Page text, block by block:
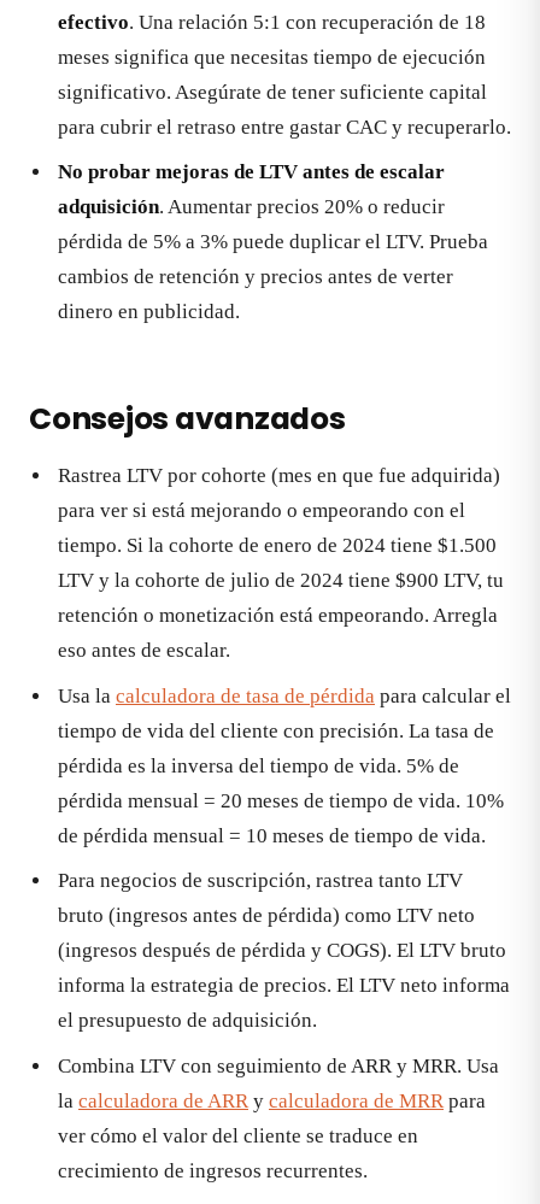
efectivo. Una relación 5:1 con recuperación de 18
meses significa que necesitas tiempo de ejecución
significativo. Asegúrate de tener suficiente capital
para cubrir el retraso entre gastar CAC y recuperarlo.
No probar mejoras de LTV antes de escalar
adquisición. Aumentar precios 20% o reducir
pérdida de 5% a 3% puede duplicar el LTV. Prueba
cambios de retención y precios antes de verter
dinero en publicidad.
Consejos avanzados
Rastrea LTV por cohorte (mes en que fue adquirida)
para ver si está mejorando o empeorando con el
tiempo. Si la cohorte de enero de 2024 tiene $1.500
LTV y la cohorte de julio de 2024 tiene $900 LTV, tu
retención o monetización está empeorando. Arregla
eso antes de escalar.
Usa la calculadora de tasa de pérdida para calcular el
tiempo de vida del cliente con precisión. La tasa de
pérdida es la inversa del tiempo de vida. 5% de
pérdida mensual = 20 meses de tiempo de vida. 10%
de pérdida mensual = 10 meses de tiempo de vida.
Para negocios de suscripción, rastrea tanto LTV
bruto (ingresos antes de pérdida) como LTV neto
(ingresos después de pérdida y COGS). El LTV bruto
informa la estrategia de precios. El LTV neto informa
el presupuesto de adquisición.
Combina LTV con seguimiento de ARR y MRR. Usa
la calculadora de ARR y calculadora de MRR para
ver cómo el valor del cliente se traduce en
crecimiento de ingresos recurrentes.